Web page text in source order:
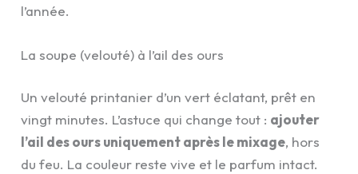
l’année.
La soupe (velouté) à l’ail des ours
Un velouté printanier d’un vert éclatant, prêt en
vingt minutes. L’astuce qui change tout : ajouter
l’ail des ours uniquement après le mixage, hors
du feu. La couleur reste vive et le parfum intact.